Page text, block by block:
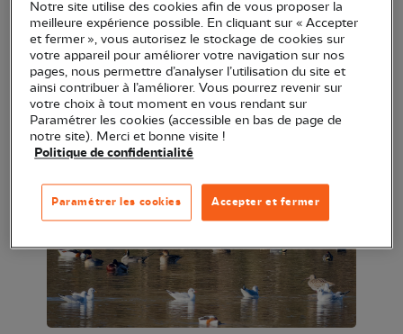
en France avec de nombreuses espèce d'anatidés
et de Laridés. La chance aidant, Courlis cendré et
spatule blanche sont également possibles. Rendez-
vous à 9h30 pour une grosse matinée
d'observations. Prévoir un en cas si vous voulez
souhaitez prolonger la visite.
Notre site utilise des cookies afin de vous proposer la
meilleure expérience possible. En cliquant sur « Accepter
et fermer », vous autorisez le stockage de cookies sur
votre appareil pour améliorer votre navigation sur nos
pages, nous permettre d’analyser l’utilisation du site et
ainsi contribuer à l’améliorer. Vous pourrez revenir sur
votre choix à tout moment en vous rendant sur
Paramétrer les cookies (accessible en bas de page de
notre site). Merci et bonne visite !
Politique de confidentialité
Accepter et fermer
Paramétrer les cookies